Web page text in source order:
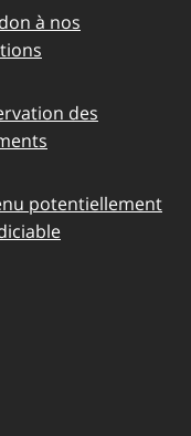
à nos
des
potentiellement